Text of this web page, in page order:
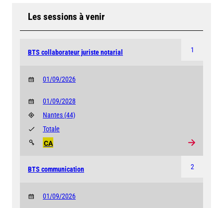
Les sessions à venir
1
BTS collaborateur juriste notarial
01/09/2026
01/09/2028
Nantes (44)
CA
Totale
2
BTS communication
01/09/2026